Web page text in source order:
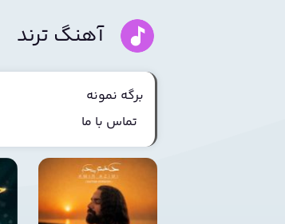
آهنگ ترند
برگه نمونه
تماس با ما